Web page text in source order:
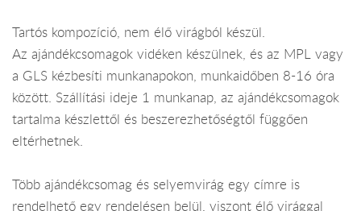
Tartós kompozíció, nem élő virágból készül.
Az ajándékcsomagok vidéken készülnek, és az MPL vagy
a GLS kézbesíti munkanapokon, munkaidőben 8-16 óra
között. Szállítási ideje 1 munkanap, az ajándékcsomagok
tartalma készlettől és beszerezhetőségtől függően
eltérhetnek.
Több ajándékcsomag és selyemvirág egy címre is
rendelhető egy rendelésen belül, viszont élő virággal